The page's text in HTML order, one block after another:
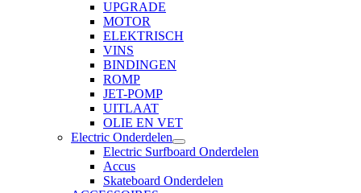
UPGRADE
MOTOR
ELEKTRISCH
VINS
BINDINGEN
ROMP
JET-POMP
UITLAAT
OLIE EN VET
Electric Onderdelen
Electric Surfboard Onderdelen
Accus
Skateboard Onderdelen